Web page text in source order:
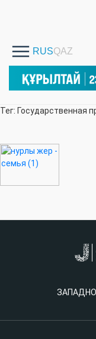
Тег: Государственная